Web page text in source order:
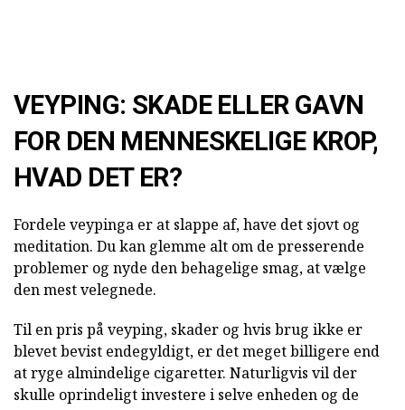
VEYPING: SKADE ELLER GAVN
FOR DEN MENNESKELIGE KROP,
HVAD DET ER?
Fordele veypinga er at slappe af, have det sjovt og
meditation. Du kan glemme alt om de presserende
problemer og nyde den behagelige smag, at vælge
den mest velegnede.
Til en pris på veyping, skader og hvis brug ikke er
blevet bevist endegyldigt, er det meget billigere end
at ryge almindelige cigaretter. Naturligvis vil der
skulle oprindeligt investere i selve enheden og de